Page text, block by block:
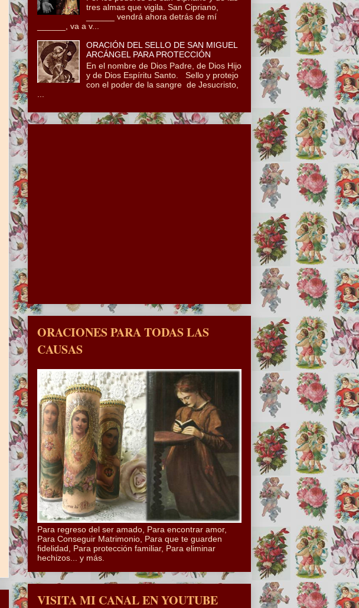
tres almas que vigila. San Cipriano,
______ vendrá ahora detrás de mí
______, va a v...
ORACIÓN DEL SELLO DE SAN MIGUEL
ARCÁNGEL PARA PROTECCIÓN
En el nombre de Dios Padre, de Dios Hijo
y de Dios Espíritu Santo. Sello y protejo
con el poder de la sangre de Jesucristo,
ORACIONES PARA TODAS LAS
CAUSAS
Para regreso del ser amado, Para encontrar amor,
Para Conseguir Matrimonio, Para que te guarden
fidelidad, Para protección familiar, Para eliminar
hechizos... y más.
VISITA MI CANAL EN YOUTUBE